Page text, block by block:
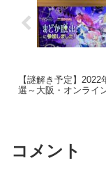
【謎解き予定】
選～大阪・オンライ
コメント